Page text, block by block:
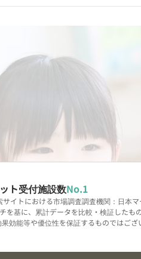
ト受付施設数No.1
イトにおける市場調査調査機関：日本
を基に、累計データを比較・検証したも
効能等や優位性を保証するものではご